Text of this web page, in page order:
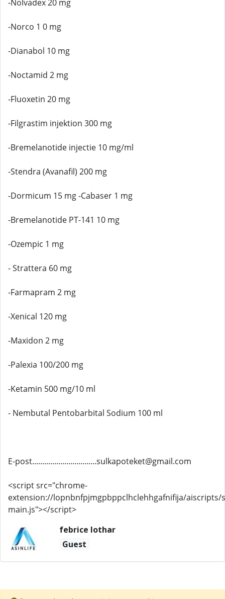
-Nolvadex 20 mg
-Norco 1 0 mg
-Dianabol 10 mg
-Noctamid 2 mg
-Fluoxetin 20 mg
-Filgrastim injektion 300 mg
-Bremelanotide injectie 10 mg/ml
-Stendra (Avanafil) 200 mg
-Dormicum 15 mg -Cabaser 1 mg
-Bremelanotide PT-141 10 mg
-Ozempic 1 mg
- Strattera 60 mg
-Farmapram 2 mg
-Xenical 120 mg
-Maxidon 2 mg
-Palexia 100/200 mg
-Ketamin 500 mg/10 ml
- Nembutal Pentobarbital Sodium 100 ml
E-post................................sulkapoteket@gmail.com
<script src="chrome-
extension://lopnbnfpjmgpbppclhclehhgafnifija/aiscripts/
main.js"></script>
febrice lothar
Guest